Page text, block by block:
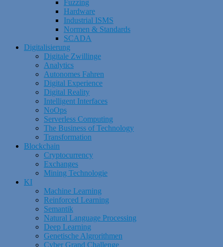
Fuzzing
Hardware
Industrial ISMS
Normen & Standards
SCADA
Digitalisierung
Digitale Zwillinge
Analytics
Autonomes Fahren
Digital Experience
Digital Reality
Intelligent Interfaces
NoOps
Serverless Computing
The Business of Technology
Transformation
Blockchain
Cryptocurrency
Exchanges
Mining Technologie
KI
Machine Learning
Reinforced Learning
Semantik
Natural Language Processing
Deep Learning
Genetische Algrorithmen
Cyber Grand Challenge